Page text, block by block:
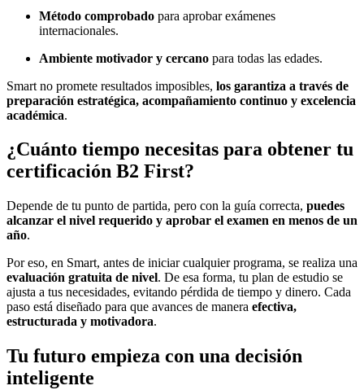
Método comprobado para aprobar exámenes
internacionales.
Ambiente motivador y cercano para todas las edades.
Smart no promete resultados imposibles, los garantiza a través de
preparación estratégica, acompañamiento continuo y excelencia
académica.
¿Cuánto tiempo necesitas para obtener tu
certificación B2 First?
Depende de tu punto de partida, pero con la guía correcta, puedes
alcanzar el nivel requerido y aprobar el examen en menos de un
año.
Por eso, en Smart, antes de iniciar cualquier programa, se realiza una
evaluación gratuita de nivel. De esa forma, tu plan de estudio se
ajusta a tus necesidades, evitando pérdida de tiempo y dinero. Cada
paso está diseñado para que avances de manera efectiva,
estructurada y motivadora.
Tu futuro empieza con una decisión
inteligente